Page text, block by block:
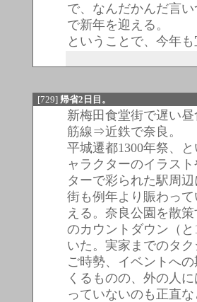
で、なんだかんだ言
で新年を迎える。
ということで、今年
[729] 帰省2日目。
新梅田食堂街で遅い
筋線⇒近鉄で奈良。
平城遷都1300年祭、
ャラクターのイラス
ターで彩られた駅周
街も例年より賑わっ
える。奈良公園を散
のカウントダウン（
いた。実家までのタ
ご時勢、イベントへ
くるものの、外の人
っていないのも正直